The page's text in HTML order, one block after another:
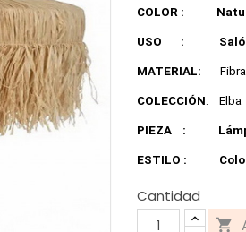
COLOR :
USO :
MATERIAL:
COLECCIÓN: Elba
PIEZA :
ESTILO :
Cantidad
